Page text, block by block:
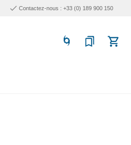
Contactez-nous : +33 (0) 189 900 150